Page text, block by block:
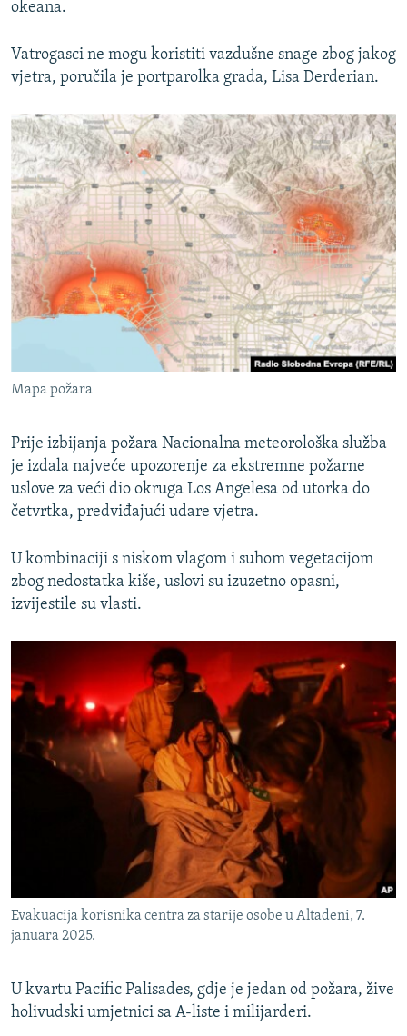
okeana.
Vatrogasci ne mogu koristiti vazdušne snage zbog jakog
vjetra, poručila je portparolka grada, Lisa Derderian.
Mapa požara
Prije izbijanja požara Nacionalna meteorološka služba
je izdala najveće upozorenje za ekstremne požarne
uslove za veći dio okruga Los Angelesa od utorka do
četvrtka, predviđajući udare vjetra.
U kombinaciji s niskom vlagom i suhom vegetacijom
zbog nedostatka kiše, uslovi su izuzetno opasni,
izvijestile su vlasti.
Evakuacija korisnika centra za starije osobe u Altadeni, 7.
januara 2025.
U kvartu Pacific Palisades, gdje je jedan od požara, žive
holivudski umjetnici sa A-liste i milijarderi.